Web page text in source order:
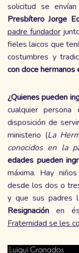
solicitud se
Presbítero Jorge
padre fundador
fieles laicos que
costumbres y
con doce
¿Quienes pueden
cualquier
disposición de
ministerio (La
conocidos en la
edades pueden
máxima. Hay
desde los dos o
y que sus padres
Resignación en
Fraternidad se les